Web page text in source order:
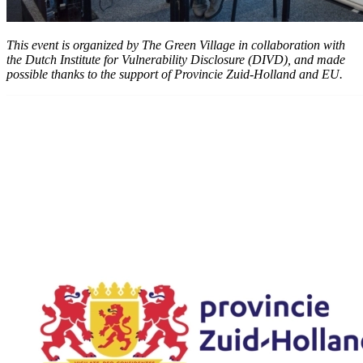
This event is organized by The Green Village in collaboration with
the Dutch Institute for Vulnerability Disclosure (DIVD), and made
possible thanks to the support of Provincie Zuid-Holland and EU.